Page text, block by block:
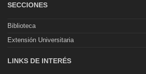
SECCIONES
Biblioteca
Extensión Universitaria
LINKS DE INTERÉS